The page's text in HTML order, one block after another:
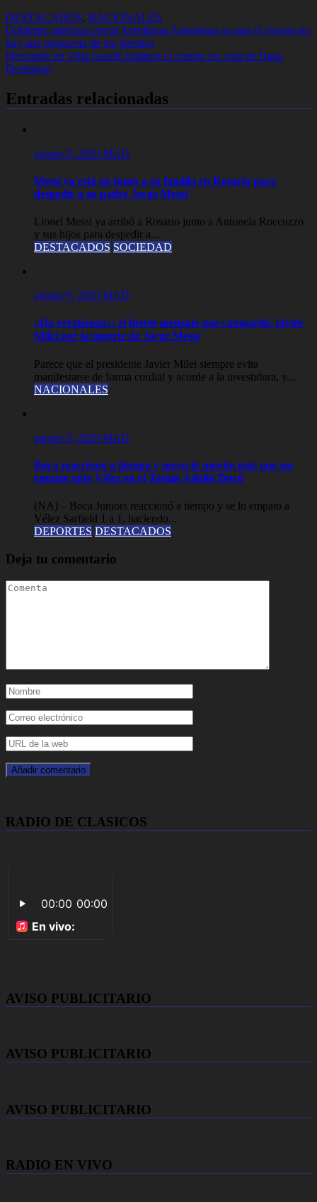
DESTACADOS, NACIONALES
Navegación
de
entradas
Gobierno amenaza cerrar Aerolíneas Argentinas si para el viernes no
hay una propuesta de los gremios
Derrumbe en Villa Gesell: hallaron el cuerpo sin vida de Dana
Desimone
Entradas relacionadas
agosto 9, 2026 MAD
Messi ya está en junto a su familia en Rosario para
despedir a su padre Jorge Messi
Lionel Messi ya arribó a Rosario junto a Antonela Roccuzzo
y sus hijos para despedir a...
DESTACADOS SOCIEDAD
agosto 9, 2026 MAD
«Da vergüenza»: el fuerte mensaje que compartió Javier
Milei por la muerte de Jorge Messi
Parece que el presidente Javier Milei siempre evita
manifestarse de forma cordial y acorde a la investidura, y...
NACIONALES
agosto 9, 2026 MAD
Boca reaccionó a tiempo y mereció mucho más que un
empate ante Vélez en el Tomás Adolfo Ducó
(NA) – Boca Juniors reaccionó a tiempo y se lo empato a
Vélez Sarfield 1 a 1, haciendo...
DEPORTES DESTACADOS
Deja tu comentario
RADIO DE CLASICOS
AVISO PUBLICITARIO
AVISO PUBLICITARIO
AVISO PUBLICITARIO
RADIO EN VIVO